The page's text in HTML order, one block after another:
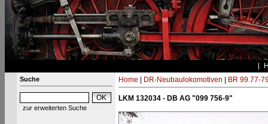
Suche
zur erweiterten Suche
Home DR-Neubaulokomotiven BR 99.77-
LKM 132034 - DB AG "099 756-9"